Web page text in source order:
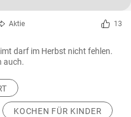
Aktie 13
darf im Herbst nicht fehlen.
auch.
KOCHEN FÜR KINDER